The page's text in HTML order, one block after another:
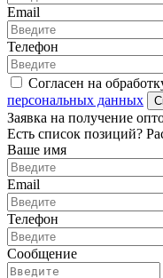
Email
Телефон
Согласен на
персональных данных
Заявка на получение
Есть список позиций?
Ваше имя
Email
Телефон
Сообщение